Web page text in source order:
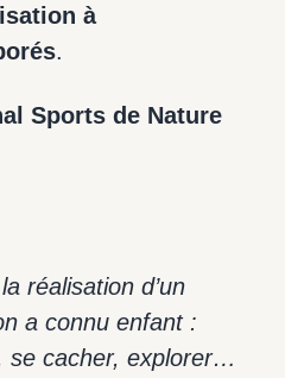
perchés
à
.
Sports de Nature
réalisation d’un
a connu enfant :
se cacher, explorer…